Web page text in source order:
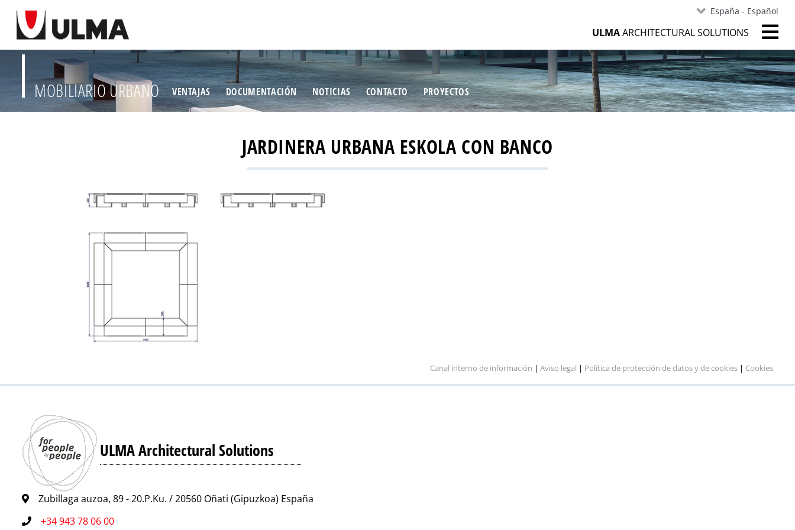
España - Español
ULMAARCHITECTURAL SOLUTIONS
MOBILIARIO URBANO VENTAJAS DOCUMENTACIÓN NOTICIAS CONTACTO PROYECTOS
JARDINERA URBANA ESKOLA CON BANCO
Canal interno de información | Aviso legal | Política de protección de datos y de cookies | Cookies
ULMA Architectural Solutions
Zubillaga auzoa, 89 - 20.P.Ku. / 20560 Oñati (Gipuzkoa) España
+34 943 78 06 00